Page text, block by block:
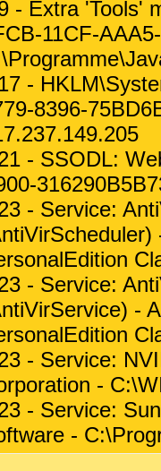
- Extra 'Tools'
11CF-
-
8396-
- SSODL:
- Service:
- Service:
-
- Service:
-
- Service:
-